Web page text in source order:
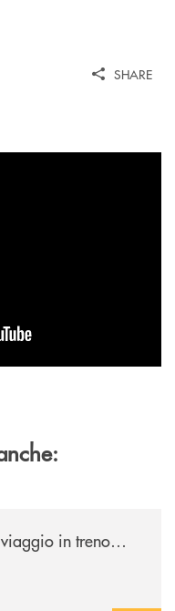
SHARE
viaggio in treno…